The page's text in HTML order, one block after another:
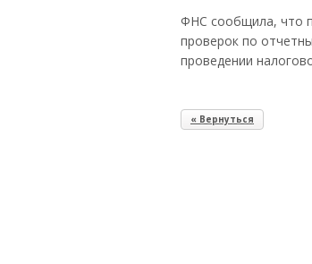
ФНС сообщила, что
проверок по
проведении
« Вернуться